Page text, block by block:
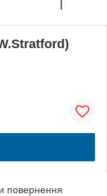
повернення